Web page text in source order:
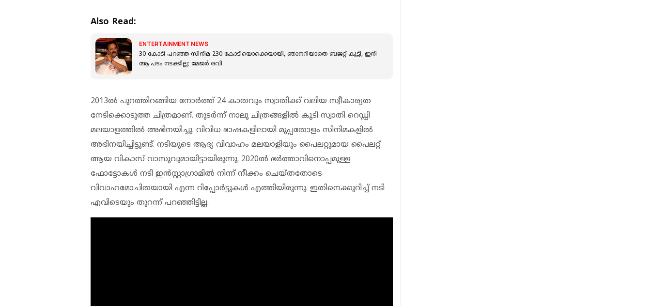
Also Read:
ENTERTAINMENT NEWS
30 കോടി പറഞ്ഞ സിനിമ 230 കോടിയൊക്കെയായി, ഞാനറിയാതെ ബജറ്റ് കൂട്ടി, ഇനി
ആ പടം നടക്കില്ല; മേജർ രവി
2013ല്‍ പുറത്തിറങ്ങിയ നോര്‍ത്ത് 24 കാതവും സ്വാതിക്ക് വലിയ സ്വീകാര്യത
നേടിക്കൊടുത്ത ചിത്രമാണ്. തുടർന്ന് നാലു ചിത്രങ്ങളിൽ കൂടി സ്വാതി റെഡ്ഡി
മലയാളത്തിൽ അഭിനയിച്ചു. വിവിധ ഭാഷകളിലായി മുപ്പതോളം സിനിമകളിൽ
അഭിനയിച്ചിട്ടുണ്ട്. നടിയുടെ ആദ്യ വിവാഹം മലയാളിയും പൈലറ്റുമായ പൈലറ്റ്
ആയ വികാസ് വാസുവുമായിട്ടായിരുന്നു. 2020ൽ ഭര്‍ത്താവിനൊപ്പമുള്ള
ഫോട്ടോകള്‍ നടി ഇന്‍സ്റ്റാഗ്രാമില്‍ നിന്ന് നീക്കം ചെയ്തതോടെ
വിവാഹമോചിതയായി എന്ന റിപ്പോർട്ടുകൾ എത്തിയിരുന്നു. ഇതിനെക്കുറിച്ച് നടി
എവിടെയും തുറന്ന് പറഞ്ഞിട്ടില്ല.